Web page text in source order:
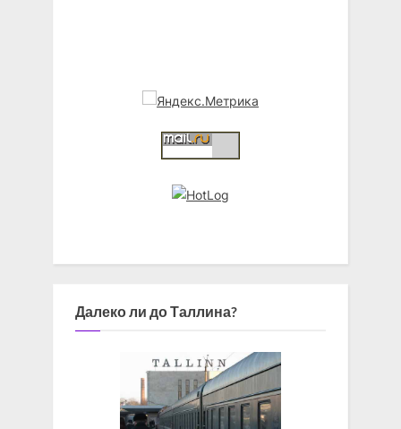
Далеко ли до Таллина?